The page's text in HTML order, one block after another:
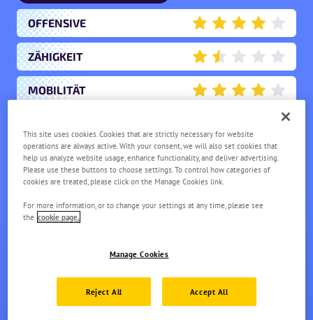
OFFENSIVE
4
ZÄHIGKEIT
1.5
MOBILITÄT
4
2
UNTERSTÜTZUNG
2
MIRAIDON
This site uses cookies. Cookies that are strictly necessary for website
operations are always active. With your consent, we will also set cookies that
help us analyze website usage, enhance functionality, and deliver advertising.
Please use these buttons to choose settings. To control how categories of
cookies are treated, please click on the Manage Cookies link.
For more information, or to change your settings at any time, please see
the cookie page.
Manage Cookies
Reject All Accept All